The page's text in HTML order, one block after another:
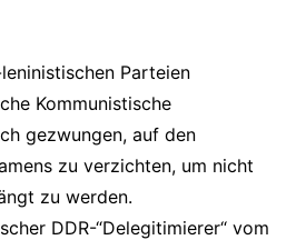
Parteien
Kommunistische
gezwungen, auf den
zu verzichten, um nicht
zu werden.
DDR-“Delegitimierer“ vom